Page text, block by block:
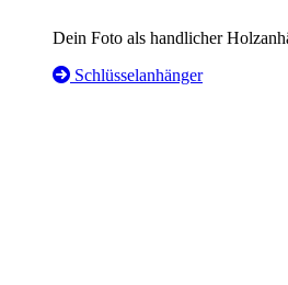
Dein Foto als handlicher
Schlüsselanhänger